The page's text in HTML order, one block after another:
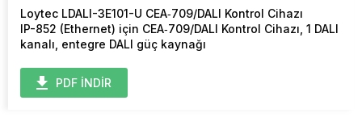
Loytec LDALI-3E101-U CEA‑709/DALI Kontrol Cihazı
IP-852 (Ethernet) için CEA‑709/DALI Kontrol Cihazı, 1 DALI
kanalı, entegre DALI güç kaynağı
PDF İNDİR